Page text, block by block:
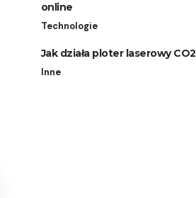
online
Technologie
Jak działa ploter laserowy CO2
Inne